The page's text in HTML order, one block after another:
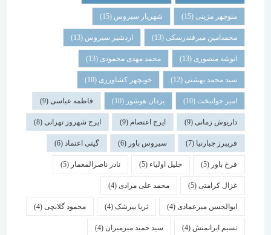
منوچهر مزینی(15) شهریار سیروس(15)
محمدامین میرفندرسکی(13) اردشیر سیروس(13)
انوشه منصوری(13) محمد مهدی محمودی(13)
سید محمد بهشتی(12) خوبچهر کشاورزی(10)
امیر جوانبخت(10) یزدان هوشور(10) فاطمه عباسی(9)
داریوش زمانی(9) ایرج اعتصام(9) ایرج شهروز تهرانی(8)
فریبرز جبارنیا(7) سیروس باور(6) گیتی اعتماد(6)
فرخ باور(5) جلیل اولیاء(5) نادر ناصرالمعمار (5)
غزال کرامتی(5) محمد علی مرادی(4)
ابوالحسن میرعمادی(4) ثریا بیرشک(4) محمود گلابچی(4)
نسیم ایرانمنش(4) سید حمید میرمیران(4)